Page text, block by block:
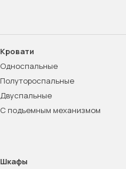
Кровати
Односпальные
Полутороспальные
Двуспальные
С подъемным механизмом
Шкафы